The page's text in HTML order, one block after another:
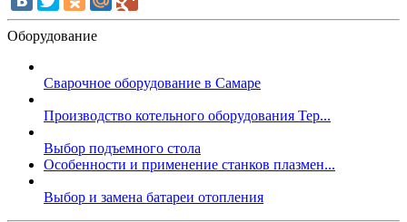
Оборудование
Сварочное оборудование в Самаре
Производство котельного оборудования Тер...
Выбор подъемного стола
Особенности и применение станков плазмен...
Выбор и замена батареи отопления